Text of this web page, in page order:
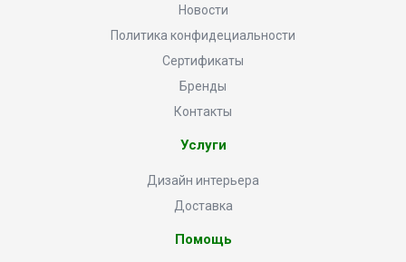
Новости
Политика конфидециальности
Сертификаты
Бренды
Контакты
Услуги
Дизайн интерьера
Доставка
Помощь